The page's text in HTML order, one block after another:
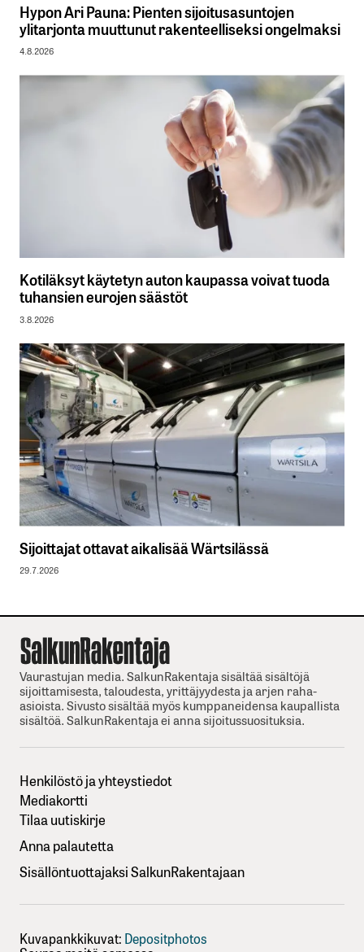
Hypon Ari Pauna: Pienten sijoitusasuntojen
ylitarjonta muuttunut rakenteelliseksi ongelmaksi
4.8.2026
Kotiläksyt käytetyn auton kaupassa voivat tuoda
tuhansien eurojen säästöt
3.8.2026
Sijoittajat ottavat aikalisää Wärtsilässä
29.7.2026
Vaurastujan media. SalkunRakentaja sisältää sisältöjä
sijoittamisesta, taloudesta, yrittäjyydesta ja arjen raha-
asioista. Sivusto sisältää myös kumppaneidensa kaupallista
sisältöä. SalkunRakentaja ei anna sijoitussuosituksia.
Henkilöstö ja yhteystiedot
Mediakortti
Tilaa uutiskirje
Anna palautetta
Sisällöntuottajaksi SalkunRakentajaan
Kuvapankkikuvat: Depositphotos